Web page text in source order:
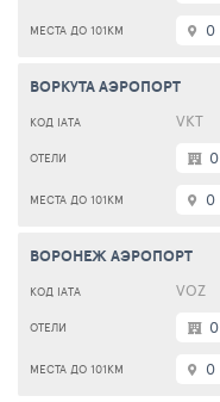
0
ВОРКУТА АЭРОПОРТ
VKT
0
0
ВОРОНЕЖ АЭРОПОРТ
VOZ
0
0